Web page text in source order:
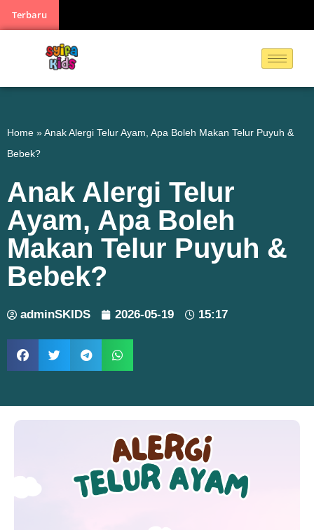
Terbaru
Home »Anak Alergi Telur Ayam, Apa Boleh Makan Telur Puyuh &
Bebek?
Anak Alergi Telur
Ayam, Apa Boleh
Makan Telur Puyuh &
Bebek?
adminSKIDS 2026-05-19 15:17